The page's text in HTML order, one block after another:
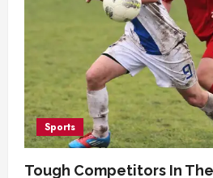
Sports
Tough Competitors In